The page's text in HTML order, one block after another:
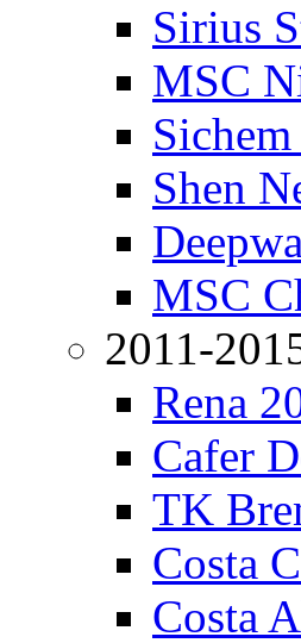
Sirius
MSC
Shen
MSC
2011-
Rena
Cafer
TK
Costa
Costa